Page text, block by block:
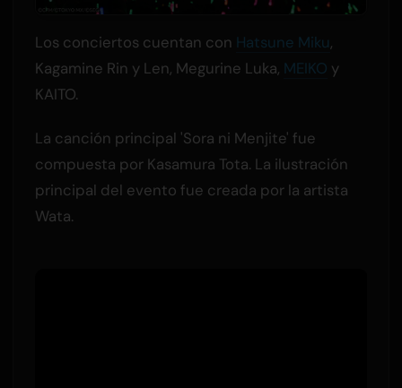
Los conciertos cuentan con Hatsune Miku,
Kagamine Rin y Len, Megurine Luka, MEIKO y
KAITO.
La canción principal 'Sora ni Menjite' fue
compuesta por Kasamura Tota. La ilustración
principal del evento fue creada por la artista
Wata.